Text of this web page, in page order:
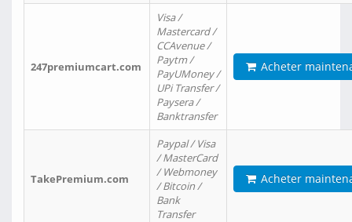
247premiumcart.com
Visa /
Mastercard /
CCAvenue /
Paytm /
PayUMoney /
UPi Transfer /
Paysera /
Banktransfer
Acheter
TakePremium.com
Paypal / Visa
/ MasterCard
/ Webmoney
/ Bitcoin /
Bank
Transfer
Acheter